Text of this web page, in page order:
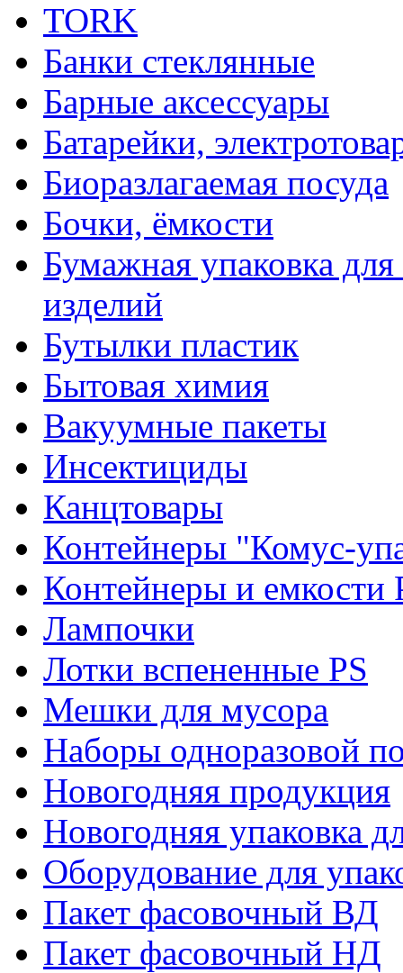
TORK
Банки стеклянные
Барные аксессуары
Батарейки,
Биоразлагаемая посуда
Бочки, ёмкости
Бумажная упаковка
изделий
Бутылки пластик
Бытовая химия
Вакуумные пакеты
Инсектициды
Канцтовары
Контейнеры "Комус-
Контейнеры и емкости
Лампочки
Лотки вспененные PS
Мешки для мусора
Наборы одноразовой
Новогодняя продукция
Новогодняя упаковка
Оборудование для
Пакет фасовочный ВД
Пакет фасовочный НД